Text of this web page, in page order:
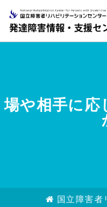
場や相手に応
国立障害者